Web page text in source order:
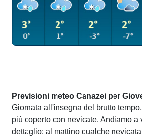
Previsioni meteo Canazei per
Giornata all'insegna del brutto
più coperto con nevicate. Andiamo a
dettaglio: al mattino qualche